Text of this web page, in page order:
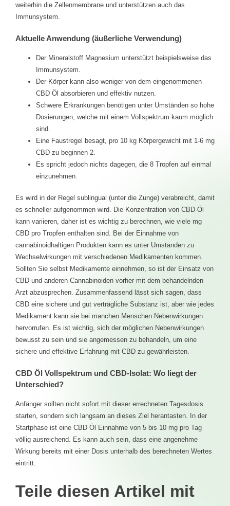
weiterhin die Zellenmembrane und unterstützen auch das
Immunsystem.
Aktuelle Anwendung (äußerliche Verwendung)
Der Mineralstoff Magnesium unterstützt beispielsweise das
Immunsystem.
Der Körper kann also weniger von dem eingenommenen
CBD Öl absorbieren und effektiv nutzen.
Schwere Erkrankungen benötigen unter Umständen so hohe
Dosierungen, welche mit einem Vollspektrum kaum möglich
sind.
Eine Faustregel besagt, pro 10 kg Körpergewicht mit 1-6 mg
CBD zu beginnen 2.
Es spricht jedoch nichts dagegen, die 8 Tropfen auf einmal
einzunehmen.
Es wird in der Regel sublingual (unter die Zunge) verabreicht, damit
es schneller aufgenommen wird. Die Konzentration von CBD-Öl
kann variieren, daher ist es wichtig zu berechnen, wie viele mg
CBD pro Tropfen enthalten sind. Bei der Einnahme von
cannabinoidhaltigen Produkten kann es unter Umständen zu
Wechselwirkungen mit verschiedenen Medikamenten kommen.
Sollten Sie selbst Medikamente einnehmen, so ist der Einsatz von
CBD und anderen Cannabinoiden vorher mit dem behandelnden
Arzt abzusprechen. Zusammenfassend lässt sich sagen, dass
CBD eine sichere und gut verträgliche Substanz ist, aber wie jedes
Medikament kann sie bei manchen Menschen Nebenwirkungen
hervorrufen. Es ist wichtig, sich der möglichen Nebenwirkungen
bewusst zu sein und sie angemessen zu behandeln, um eine
sichere und effektive Erfahrung mit CBD zu gewährleisten.
CBD Öl Vollspektrum und CBD-Isolat: Wo liegt der
Unterschied?
Anfänger sollten nicht sofort mit dieser errechneten Tagesdosis
starten, sondern sich langsam an dieses Ziel herantasten. In der
Startphase ist eine CBD Öl Einnahme von 5 bis 10 mg pro Tag
völlig ausreichend. Es kann auch sein, dass eine angenehme
Wirkung bereits mit einer Dosis unterhalb des berechneten Wertes
eintritt.
Teile diesen Artikel mit